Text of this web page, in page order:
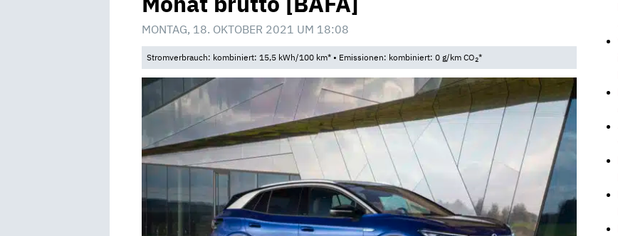
MONTAG, 18. OKTOBER 2021 UM 18:08
Stromverbrauch: kombiniert: 15,5 kWh/100 km* • Emissionen: kombiniert: 0 g/km CO2*